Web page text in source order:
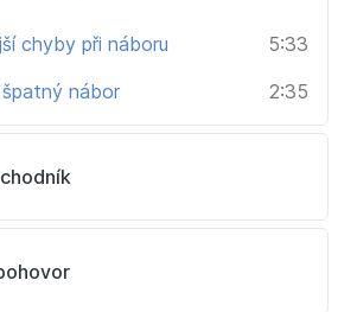
praxe Vám ukáži profil obchodníka,
profil obchodníků je dnes na trhu
s cílem minimalizovat riziko
správně vyhodnocovat
chyby při náboru
5:33
nábor
2:35